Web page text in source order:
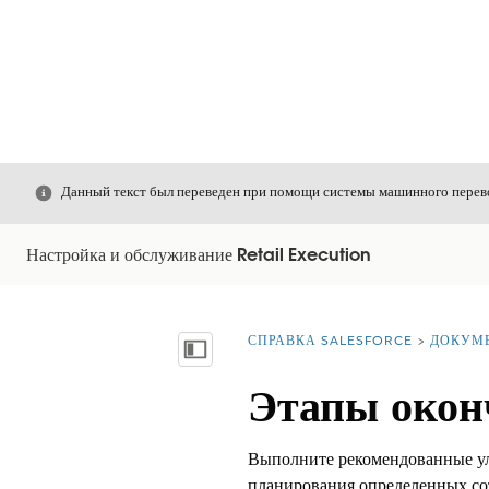
Закрыть
Данный текст был переведен при помощи системы машинного
Настройка и обслуживание Retail Execution
Показать содержание
Вы находитесь здесь:
СПРАВКА SALESFORCE
Этапы
Выполните рекомендованные